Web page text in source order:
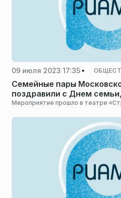
09 июля 2023 17:35
Семейные пары
поздравили с Днем
Мероприятие прошло в театре